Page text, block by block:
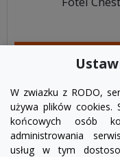
W zwiazku z RODO,
używa plików cookies.
końcowych osób
administrowania
usług w tym